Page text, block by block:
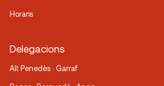
Horaris
Delegacions
Alt Penedès · Garraf